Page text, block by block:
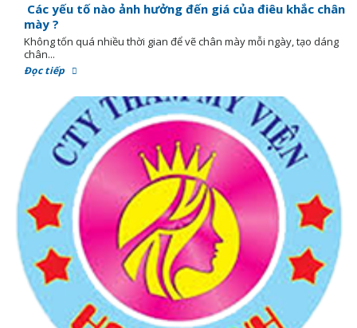
Các yếu tố nào ảnh hưởng đến giá của điêu khắc chân
mày ?
Không tốn quá nhiều thời gian để vẽ chân mày mỗi ngày, tạo dáng
chân...
Đọc tiếp